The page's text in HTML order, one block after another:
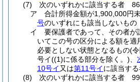
(7)
次のいずれかに該当する者
ア
合計所得金額が1,900,000円
号のいずれにも該当しないもの
イ
要保護者であって、その者が
いてこの号の区分による額を適
必要としない状態となるもの(
号イ((1)に係る部分を除く。)
10号イ 又は第11号イに該当す
(8)
次のいずれかに該当する者